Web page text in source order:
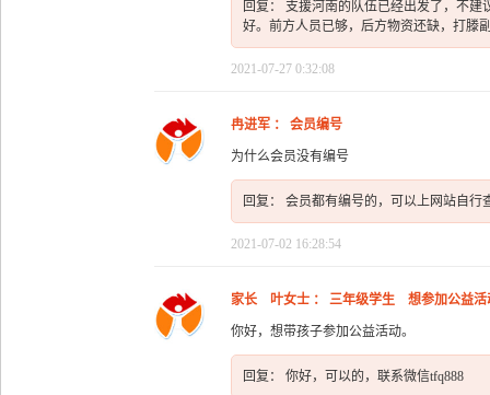
回复： 支援河南的队伍已经出发了，不
好。前方人员已够，后方物资还缺，打滕
2021-07-27 0:32:08
冉进军 ： 会员编号
为什么会员没有编号
回复： 会员都有编号的，可以上网站自行
2021-07-02 16:28:54
家长 叶女士 ： 三年级学生 想参加公益活
你好，想带孩子参加公益活动。
回复： 你好，可以的，联系微信tfq888